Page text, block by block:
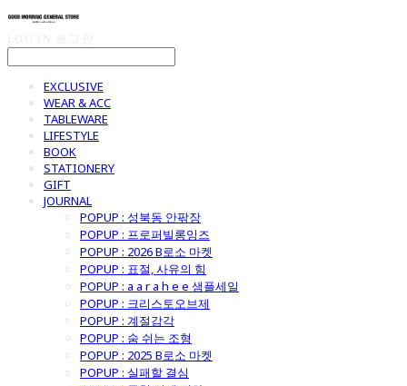
EXCLUSIVE
WEAR & ACC
TABLEWARE
LIFESTYLE
BOOK
STATIONERY
GIFT
JOURNAL
POPUP : 성북동 안팎장
POPUP : 프로퍼빌롱잉즈
POPUP : 2026 B로소 마켓
POPUP : 표절, 사유의 힘
POPUP : a a r a h e e 샘플세일
POPUP : 크리스토오브제
POPUP : 계절감각
POPUP : 숨 쉬는 조형
POPUP : 2025 B로소 마켓
POPUP : 실패할 결심